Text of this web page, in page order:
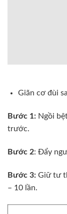
Giãn cơ đùi
Bước 1: Ngồi
trước.
Bước 2: Đẩy
Bước 3: Giữ tư
– 10 lần.